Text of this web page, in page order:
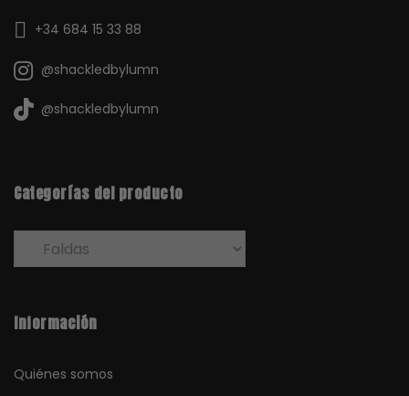
+34 684 15 33 88
@shackledbylumn
@shackledbylumn
Categorías del producto
Información
Quiénes somos